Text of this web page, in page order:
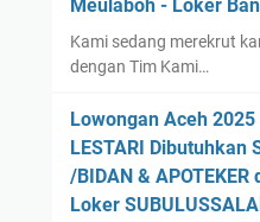
Meulaboh - Loker
Kami sedang merekrut
dengan Tim Kami…
Lowongan Aceh
LESTARI Dibutuhkan
/BIDAN &
Loker